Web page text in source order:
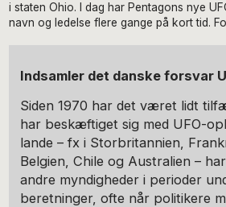
i staten Ohio. I dag har Pentagons nye
navn og ledelse flere gange på kort tid.
Indsamler det danske forsvar
Siden 1970 har det været lidt
har beskæftiget sig med UFO-
lande – fx i Storbritannien,
Belgien, Chile og Australien –
andre myndigheder i perioder
beretninger, ofte når politikere